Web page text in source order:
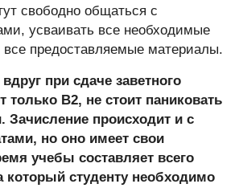
свободно общаться с
усваивать все необходимые
все предоставляемые материалы.
при сдаче заветного
только B2, не стоит паниковать
Зачисление происходит и с
но оно имеет свои
учебы составляет всего
который студенту необходимо